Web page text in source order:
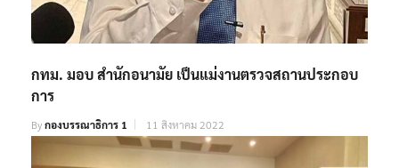
การ
Byกองบรรณาธิการ 1